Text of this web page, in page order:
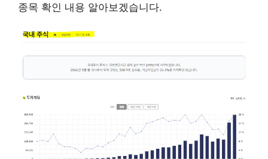
종목 확인 내용 알아보겠습니다.